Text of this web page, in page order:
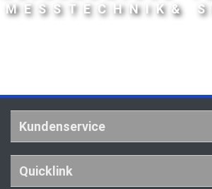
MESSTECHNIK&
Kundenservice
Quicklink